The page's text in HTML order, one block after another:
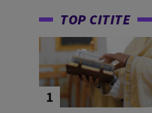
TOP CITITE
1